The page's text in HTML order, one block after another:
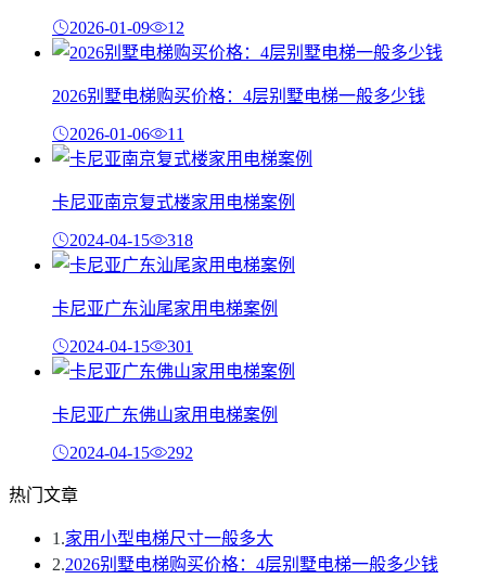
2026-01-09 12
2026别墅电梯购买价格：4层别墅电梯一般多少钱
2026-01-06 11
卡尼亚南京复式楼家用电梯案例
2024-04-15 318
卡尼亚广东汕尾家用电梯案例
2024-04-15 301
卡尼亚广东佛山家用电梯案例
2024-04-15 292
热门文章
1.家用小型电梯尺寸一般多大
2.2026别墅电梯购买价格：4层别墅电梯一般多少钱